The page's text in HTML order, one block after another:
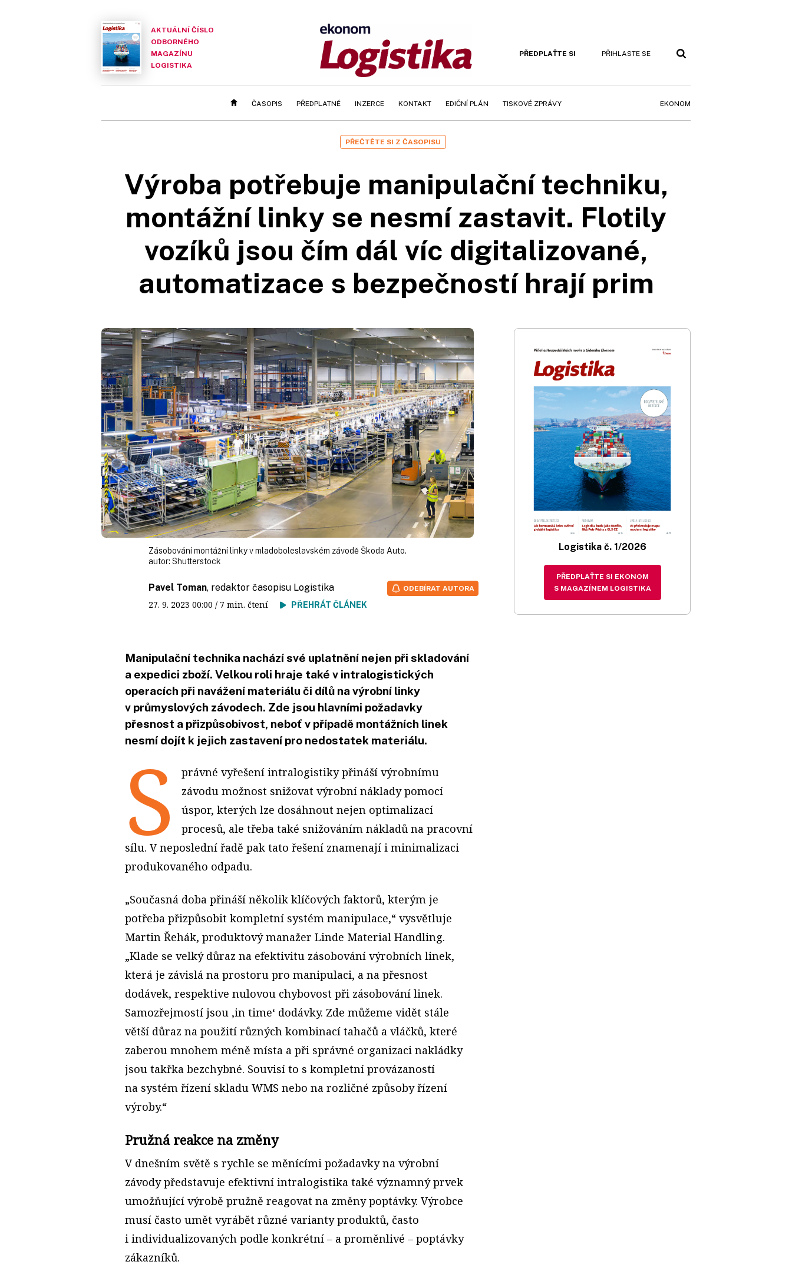
AKTUÁLNÍ ČÍSLO
ODBORNÉHO
MAGAZÍNU
LOGISTIKA
PŘEDPLAŤTE SI PŘIHLASTE SE
ČASOPIS PŘEDPLATNÉ INZERCE KONTAKT EDIČNÍ PLÁN TISKOVÉ ZPRÁVY EKONOM
PŘEČTĚTE SI Z ČASOPISU
Výroba potřebuje manipulační techniku,
montážní linky se nesmí zastavit. Flotily
vozíků jsou čím dál víc digitalizované,
automatizace s bezpečností hrají prim
Zásobování montážní linky v mladoboleslavském závodě Škoda Auto.
autor: Shutterstock
Pavel Toman, redaktor časopisu Logistika
27. 9. 2023 00:00 / 7 min. čtení PŘEHRÁT ČLÁNEK
ODEBÍRAT AUTORA
Manipulační technika nachází své uplatnění nejen při skladování
a expedici zboží. Velkou roli hraje také v intralogistických
operacích při navážení materiálu či dílů na výrobní linky
v průmyslových závodech. Zde jsou hlavními požadavky
přesnost a přizpůsobivost, neboť v případě montážních linek
nesmí dojít k jejich zastavení pro nedostatek materiálu.
S
právné vyřešení intralogistiky přináší výrobnímu
závodu možnost snižovat výrobní náklady pomocí
úspor, kterých lze dosáhnout nejen optimalizací
procesů, ale třeba také snižováním nákladů na pracovní
sílu. V neposlední řadě pak tato řešení znamenají i minimalizaci
produkovaného odpadu.
„Současná doba přináší několik klíčových faktorů, kterým je
potřeba přizpůsobit kompletní systém manipulace,“ vysvětluje
Martin Řehák, produktový manažer Linde Material Handling.
„Klade se velký důraz na efektivitu zásobování výrobních linek,
která je závislá na prostoru pro manipulaci, a na přesnost
dodávek, respektive nulovou chybovost při zásobování linek.
Samozřejmostí jsou ‚in time‘ dodávky. Zde můžeme vidět stále
větší důraz na použití různých kombinací tahačů a vláčků, které
zaberou mnohem méně místa a při správné organizaci nakládky
jsou takřka bezchybné. Souvisí to s kompletní provázaností
na systém řízení skladu WMS nebo na rozličné způsoby řízení
výroby.“
Pružná reakce na změny
V dnešním světě s rychle se měnícími požadavky na výrobní
závody představuje efektivní intralogistika také významný prvek
umožňující výrobě pružně reagovat na změny poptávky. Výrobce
musí často umět vyrábět různé varianty produktů, často
i individualizovaných podle konkrétní – a proměnlivé – poptávky
zákazníků.
Logistika č. 1/2026
PŘEDPLAŤTE SI EKONOM
S MAGAZÍNEM LOGISTIKA